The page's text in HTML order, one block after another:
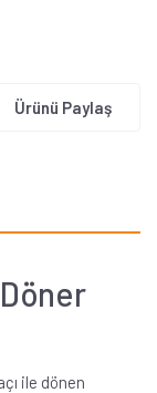
Ürünü Paylaş
ile dönen